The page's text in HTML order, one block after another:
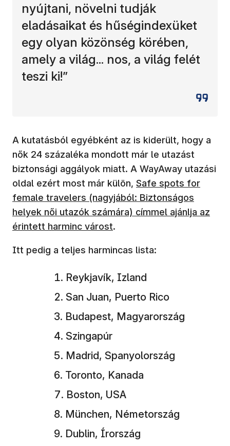
nyújtani, növelni tudják
eladásaikat és hűségindexüket
egy olyan közönség körében,
amely a világ... nos, a világ felét
teszi ki!”
A kutatásból egyébként az is kiderült, hogy a
nők 24 százaléka mondott már le utazást
biztonsági aggályok miatt. A WayAway utazási
oldal ezért most már külön, (új ablakban nyílik
Safe spots for
female travelers (nagyjából: Biztonságos
helyek női utazók számára) címmel ajánlja az
érintett harminc várost.
Itt pedig a teljes harmincas lista:
Reykjavík, Izland
San Juan, Puerto Rico
Budapest, Magyarország
Szingapúr
Madrid, Spanyolország
Toronto, Kanada
Boston, USA
München, Németország
Dublin, Írország